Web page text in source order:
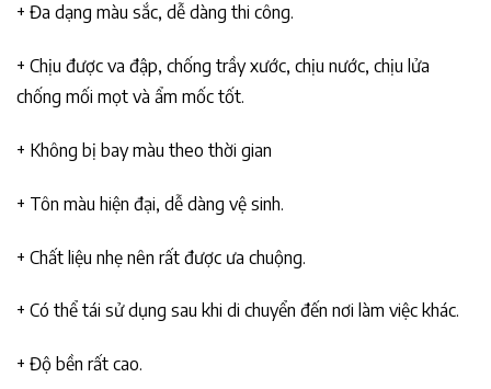
+ Đa dạng màu sắc, dễ dàng thi công.
+ Chịu được va đập, chống trầy xước, chịu nước, chịu lửa
chống mối mọt và ẩm mốc tốt.
+ Không bị bay màu theo thời gian
+ Tôn màu hiện đại, dễ dàng vệ sinh.
+ Chất liệu nhẹ nên rất được ưa chuộng.
+ Có thể tái sử dụng sau khi di chuyển đến nơi làm việc khác.
+ Độ bền rất cao.